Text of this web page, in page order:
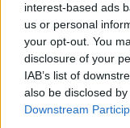
interest-based ads
us or personal
your opt-out. You
disclosure of your
IAB’s list of
also be disclosed
Downstream